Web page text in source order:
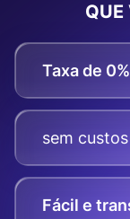
QUE
Taxa de 0%
sem
Fácil e